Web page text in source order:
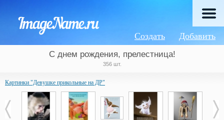
Добавить
Создать
С днем рождения, прелестница!
356 шт.
Картинки "Девушке прикольные на ДР"